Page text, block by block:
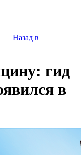
Назад в
гид
в